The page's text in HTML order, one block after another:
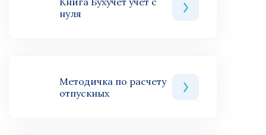
нуля
Методичка по расчету
отпускных